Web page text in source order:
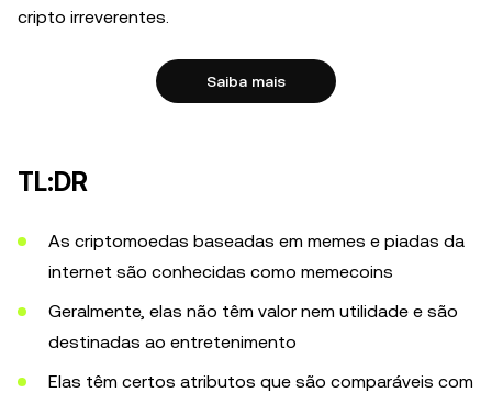
cripto irreverentes.
Saiba mais
TL:DR
As criptomoedas baseadas em memes e piadas da
internet são conhecidas como memecoins
Geralmente, elas não têm valor nem utilidade e são
destinadas ao entretenimento
Elas têm certos atributos que são comparáveis com